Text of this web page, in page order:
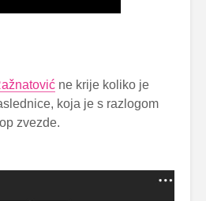
ne krije koliko je
koja je s razlogom
zvezde.